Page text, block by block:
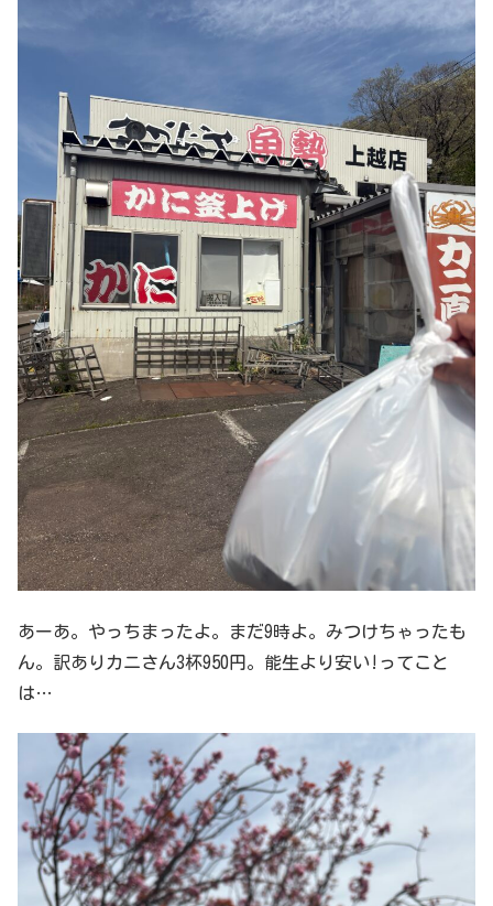
あーあ。やっちまったよ。まだ9時よ。みつけちゃったも
ん。訳ありカニさん3杯950円。能生より安い!ってこと
は…